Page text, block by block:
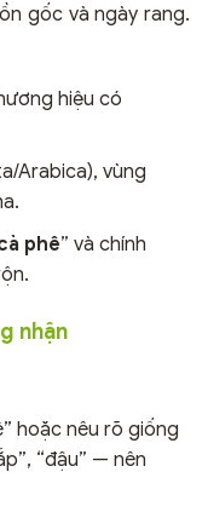
gốc và ngày rang.
hiệu có
Arabica), vùng
phê” và chính
nhận
hoặc nêu rõ giống
“đậu” — nên